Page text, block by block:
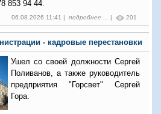
853 94 44.
06.08.2026 11:41 | подробнее ... | 201
- кадровые перестановки
Ушел со своей должности Сергей
Поливанов, а также руководитель
предприятия "Горсвет" Сергей
Гора.